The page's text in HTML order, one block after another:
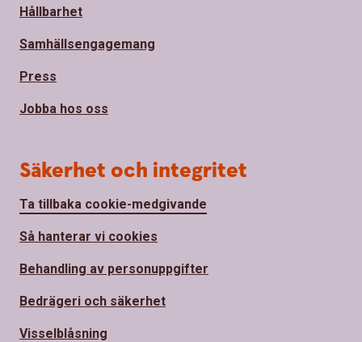
Hållbarhet
Samhällsengagemang
Press
Jobba hos oss
Säkerhet och integritet
Ta tillbaka cookie-medgivande
Så hanterar vi cookies
Behandling av personuppgifter
Bedrägeri och säkerhet
Visselblåsning